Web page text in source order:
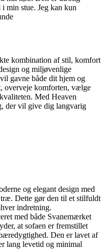
min stue. Jeg kan kun
kombination af stil, komfort
og miljøvenlige
gavne både dit hjem og
overveje komforten, vælge
Med Heaven
der vil give dig langvarig
og elegant design med
Dette gør den til et stilfuldt
indretning.
med både Svanemærket
at sofaen er fremstillet
Den er lavet af
lang levetid og minimal